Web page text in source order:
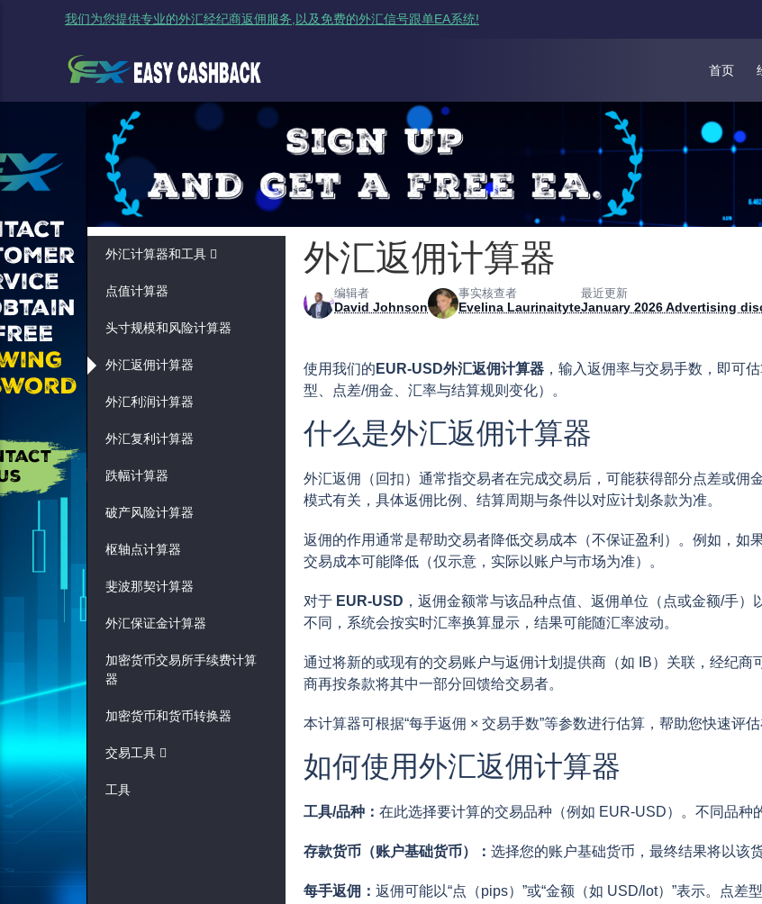
我们为您提供专业的外汇经纪商返佣服务,以及免费的外汇信号跟单EA系统!
首页
外汇计算器和工具
点值计算器
头寸规模和风险计算器
外汇返佣计算器
外汇利润计算器
外汇复利计算器
跌幅计算器
破产风险计算器
枢轴点计算器
斐波那契计算器
外汇保证金计算器
加密货币交易所手续费计算
器
加密货币和货币转换器
交易工具
工具
外汇返佣计算器
编辑者
David Johnson
事实核查者
Evelina Laurinaityte
最近更新
January 2026 Advertising
使用我们的 EUR-USD外汇返佣计算器 ，输入返佣率与交易手数，即可
型、点差/佣金、汇率与结算规则变化）。
什么是外汇返佣计算器
外汇返佣（回扣）通常指交易者在完成交易后，可能获得部分点差或佣
模式有关，具体返佣比例、结算周期与条件以对应计划条款为准。
返佣的作用通常是帮助交易者降低交易成本（不保证盈利）。例如，如
交易成本可能降低（仅示意，实际以账户与市场为准）。
对于 EUR-USD ，返佣金额常与该品种点值、返佣单位（点或金额/手
不同，系统会按实时汇率换算显示，结果可能随汇率波动。
通过将新的或现有的交易账户与返佣计划提供商（如 IB）关联，经纪
商再按条款将其中一部分回馈给交易者。
本计算器可根据“每手返佣 × 交易手数”等参数进行估算，帮助您快速评
如何使用外汇返佣计算器
工具/品种： 在此选择要计算的交易品种（例如 EUR-USD）。不同品种
存款货币（账户基础货币）： 选择您的账户基础货币，最终结果将以该
每手返佣： 返佣可能以“点（pips）”或“金额（如 USD/lot）”表示。点